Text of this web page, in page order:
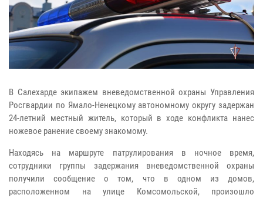
В Салехарде экипажем вневедомственной охраны Управления
Росгвардии по Ямало-Ненецкому автономному округу задержан
24-летний местный житель, который в ходе конфликта нанес
ножевое ранение своему знакомому.
Находясь на маршруте патрулирования в ночное время,
сотрудники группы задержания вневедомственной охраны
получили сообщение о том, что в одном из домов,
расположенном на улице Комсомольской, произошло